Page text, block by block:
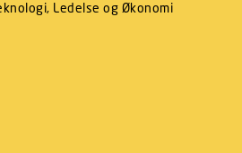
Ledelse og Økonomi